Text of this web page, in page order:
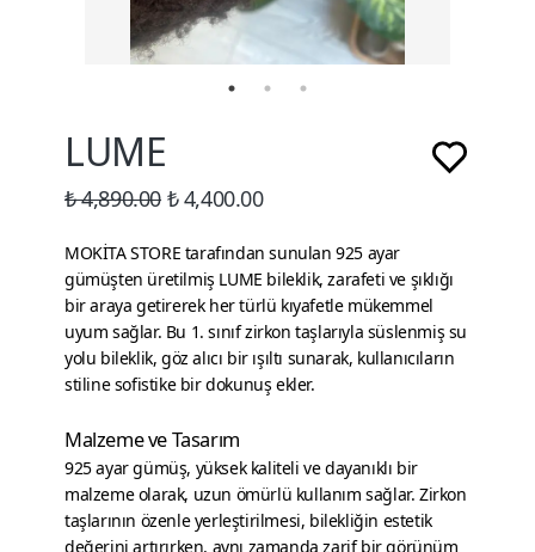
LUME
₺ 4,890.00 ₺ 4,400.00
MOKİTA STORE tarafından sunulan 925 ayar
gümüşten üretilmiş LUME bileklik, zarafeti ve şıklığı
bir araya getirerek her türlü kıyafetle mükemmel
uyum sağlar. Bu 1. sınıf zirkon taşlarıyla süslenmiş su
yolu bileklik, göz alıcı bir ışıltı sunarak, kullanıcıların
stiline sofistike bir dokunuş ekler.
Malzeme ve Tasarım
925 ayar gümüş, yüksek kaliteli ve dayanıklı bir
malzeme olarak, uzun ömürlü kullanım sağlar. Zirkon
taşlarının özenle yerleştirilmesi, bilekliğin estetik
değerini artırırken, aynı zamanda zarif bir görünüm